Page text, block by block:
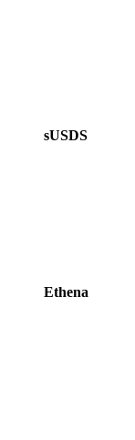
sUSDS
Ethena